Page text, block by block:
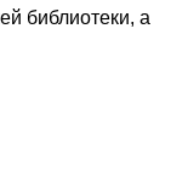
библиотеки, а